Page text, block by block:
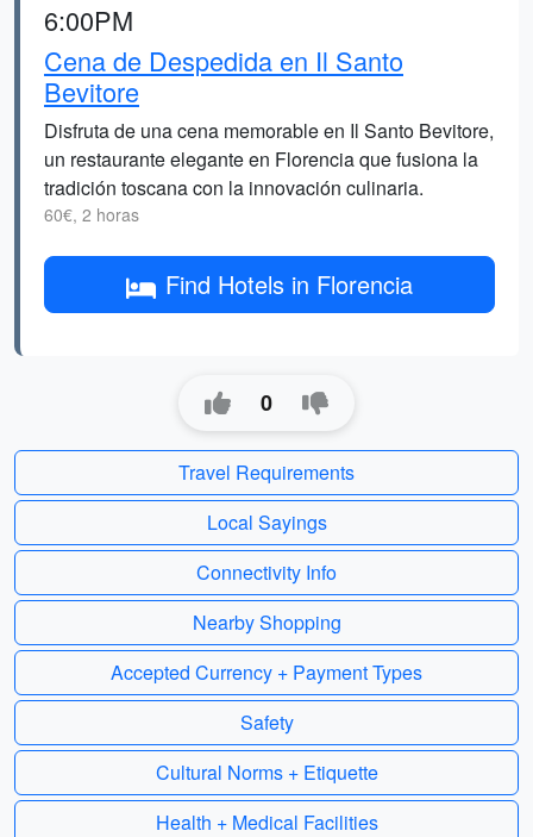
6:00PM
Cena de Despedida en Il Santo
Bevitore
Disfruta de una cena memorable en Il Santo Bevitore,
un restaurante elegante en Florencia que fusiona la
tradición toscana con la innovación culinaria.
60€, 2 horas
Find Hotels in Florencia
0
Travel Requirements
Local Sayings
Connectivity Info
Nearby Shopping
Accepted Currency + Payment Types
Safety
Cultural Norms + Etiquette
Health + Medical Facilities